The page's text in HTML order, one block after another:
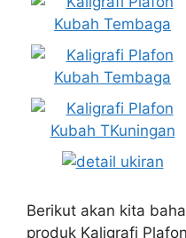
Berikut akan kita
produk Kaligrafi